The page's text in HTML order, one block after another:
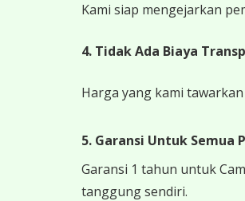
Kami siap mengejarkan
4. Tidak Ada Biaya
Harga yang kami
5. Garansi Untuk Semua
Garansi 1 tahun untuk
tanggung sendiri.